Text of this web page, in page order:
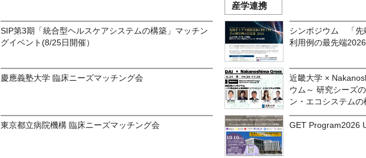
SIP第3期「統合型ヘルスケアシステムの構築」マッチン
グイベント(8/25日開催）
慶應義塾大学 臨床ニーズマッチング会
東京都立病院機構 臨床ニーズマッチング会
産学連携
シンポジウム 「先
利用例の最先端
近畿大学 ×
ウム～ 研究シーズ
ン・エコシステムの
GET Program2026